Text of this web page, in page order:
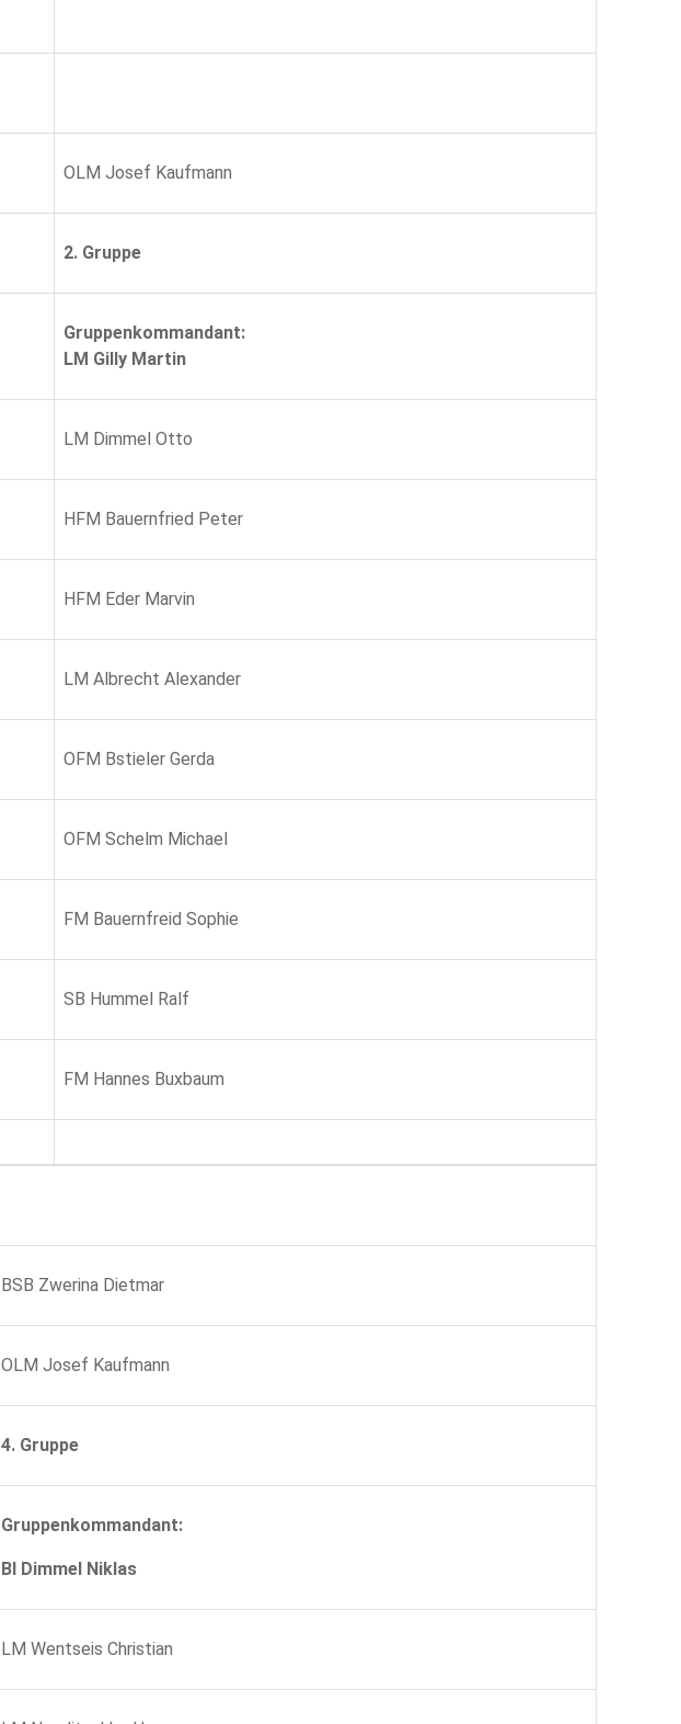
OLM Josef Kaufmann
2. Gruppe
Gruppenkommandant:
LM Gilly Martin
LM Dimmel Otto
HFM Bauernfried Peter
HFM Eder Marvin
LM Albrecht Alexander
OFM Bstieler Gerda
OFM Schelm Michael
FM Bauernfreid Sophie
SB Hummel Ralf
FM Hannes Buxbaum
BSB Zwerina Dietmar
OLM Josef Kaufmann
4. Gruppe
Gruppenkommandant:
BI Dimmel Niklas
LM Wentseis Christian